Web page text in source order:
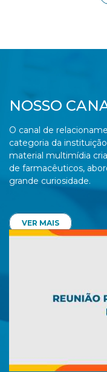
NOSSO
O canal de
categoria da
material multimídia
de farmacêuticos,
grande curiosidade.
VER MAIS